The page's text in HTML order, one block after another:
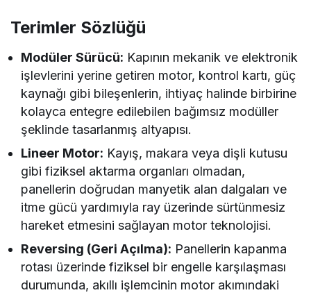
Terimler Sözlüğü
Modüler Sürücü: Kapının mekanik ve elektronik
işlevlerini yerine getiren motor, kontrol kartı, güç
kaynağı gibi bileşenlerin, ihtiyaç halinde birbirine
kolayca entegre edilebilen bağımsız modüller
şeklinde tasarlanmış altyapısı.
Lineer Motor: Kayış, makara veya dişli kutusu
gibi fiziksel aktarma organları olmadan,
panellerin doğrudan manyetik alan dalgaları ve
itme gücü yardımıyla ray üzerinde sürtünmesiz
hareket etmesini sağlayan motor teknolojisi.
Reversing (Geri Açılma): Panellerin kapanma
rotası üzerinde fiziksel bir engelle karşılaşması
durumunda, akıllı işlemcinin motor akımındaki